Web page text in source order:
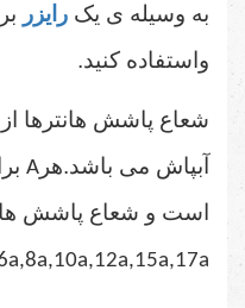
به وسیله ی یک رایزر
واستفاده کنید.
آبپاش می باشد.هر A
است و شعاع پاشش